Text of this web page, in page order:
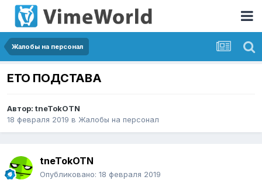
Жалобы на персонал
ЕТО ПОДСТАВА
Автор: tneTokOTN
18 февраля 2019 в Жалобы на персонал
tneTokOTN
Опубликовано: 18 февраля 2019